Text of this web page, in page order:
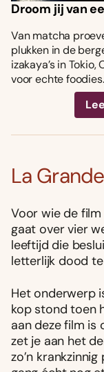
Droom jij van
Van matcha
plukken in de
izakaya’s in
voor echte foodies.
La
Voor wie de
gaat over vier
leeftijd die
letterlijk dood
Het onderwerp
kop stond toen
aan deze film is
zet je aan het
zo’n